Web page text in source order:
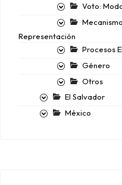
Voto:
Representación
Procesos
Género
Otros
El Salvador
México